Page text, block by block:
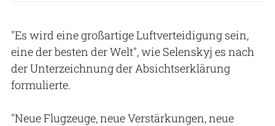
"Es wird eine großartige Luftverteidigung sein,
eine der besten der Welt", wie Selenskyj es nach
der Unterzeichnung der Absichtserklärung
formulierte.
"Neue Flugzeuge, neue Verstärkungen, neue